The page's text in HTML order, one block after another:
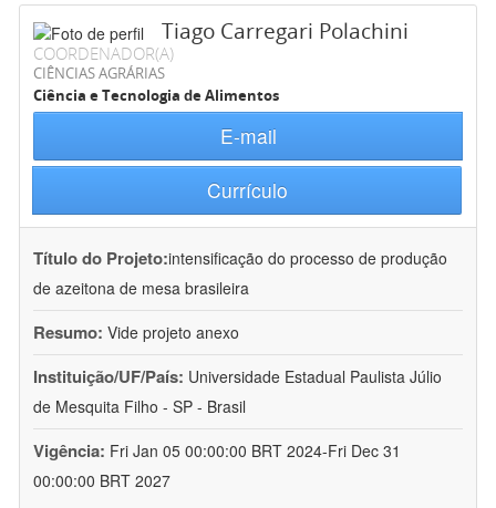
Tiago Carregari Polachini
COORDENADOR(A)
CIÊNCIAS AGRÁRIAS
Ciência e Tecnologia de Alimentos
E-mail
Currículo
Título do Projeto:intensificação do processo de produção
de azeitona de mesa brasileira
Resumo: Vide projeto anexo
Instituição/UF/País: Universidade Estadual Paulista Júlio
de Mesquita Filho - SP - Brasil
Vigência: Fri Jan 05 00:00:00 BRT 2024-Fri Dec 31
00:00:00 BRT 2027